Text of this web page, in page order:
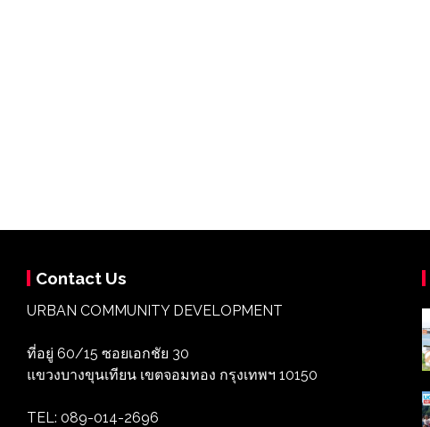
Contact Us
URBAN COMMUNITY DEVELOPMENT
ที่อยู่ 60/15 ซอยเอกชัย 30
แขวงบางขุนเทียน เขตจอมทอง กรุงเทพฯ 10150
TEL: 089-014-2696